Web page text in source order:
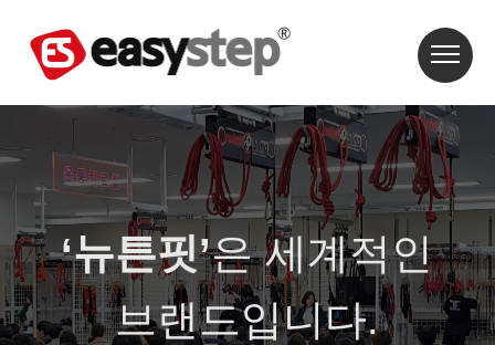
‘뉴튼핏’은 세계적인
브랜드입니다.